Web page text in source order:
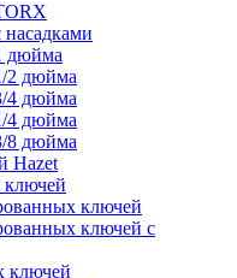
дюйма
2 дюйма
4 дюйма
4 дюйма
8 дюйма
Hazet
ключей
ключей с
ключей